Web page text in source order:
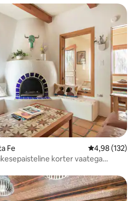
Fe Keskmine
4,98 (132)
korter vaatega